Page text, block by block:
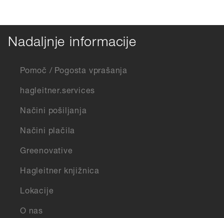
Nadaljnje informacije
Pomoč / Pogosta vprašanja
hagleitner.services
Načini pošiljanja
Načini plačila
Greenovative
Hagleitner knjižnica
Lokacije
O nas